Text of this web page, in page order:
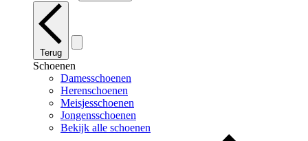
Terug
Schoenen
Damesschoenen
Herenschoenen
Meisjesschoenen
Jongensschoenen
Bekijk alle schoenen